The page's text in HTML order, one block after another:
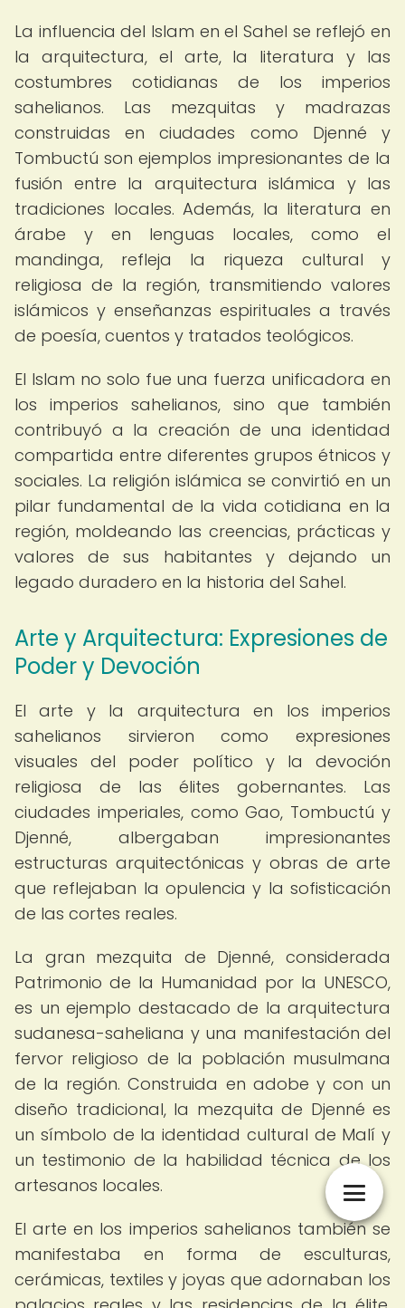
La influencia del Islam en el Sahel se reflejó en
la arquitectura, el arte, la literatura y las
costumbres cotidianas de los imperios
sahelianos. Las mezquitas y madrazas
construidas en ciudades como Djenné y
Tombuctú son ejemplos impresionantes de la
fusión entre la arquitectura islámica y las
tradiciones locales. Además, la literatura en
árabe y en lenguas locales, como el
mandinga, refleja la riqueza cultural y
religiosa de la región, transmitiendo valores
islámicos y enseñanzas espirituales a través
de poesía, cuentos y tratados teológicos.
El Islam no solo fue una fuerza unificadora en
los imperios sahelianos, sino que también
contribuyó a la creación de una identidad
compartida entre diferentes grupos étnicos y
sociales. La religión islámica se convirtió en un
pilar fundamental de la vida cotidiana en la
región, moldeando las creencias, prácticas y
valores de sus habitantes y dejando un
legado duradero en la historia del Sahel.
Arte y Arquitectura: Expresiones de
Poder y Devoción
El arte y la arquitectura en los imperios
sahelianos sirvieron como expresiones
visuales del poder político y la devoción
religiosa de las élites gobernantes. Las
ciudades imperiales, como Gao, Tombuctú y
Djenné, albergaban impresionantes
estructuras arquitectónicas y obras de arte
que reflejaban la opulencia y la sofisticación
de las cortes reales.
La gran mezquita de Djenné, considerada
Patrimonio de la Humanidad por la UNESCO,
es un ejemplo destacado de la arquitectura
sudanesa-saheliana y una manifestación del
fervor religioso de la población musulmana
de la región. Construida en adobe y con un
diseño tradicional, la mezquita de Djenné es
un símbolo de la identidad cultural de Malí y
un testimonio de la habilidad técnica de los
artesanos locales.
El arte en los imperios sahelianos también se
manifestaba en forma de esculturas,
cerámicas, textiles y joyas que adornaban los